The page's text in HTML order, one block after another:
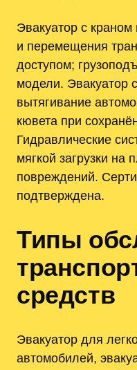
Эвакуатор с
и перемещения
доступом;
модели. Эвакуатор
вытягивание
кювета при
Гидравлические
мягкой загрузки
повреждений.
подтверждена.
Типы
средств
Эвакуатор для
автомобилей,